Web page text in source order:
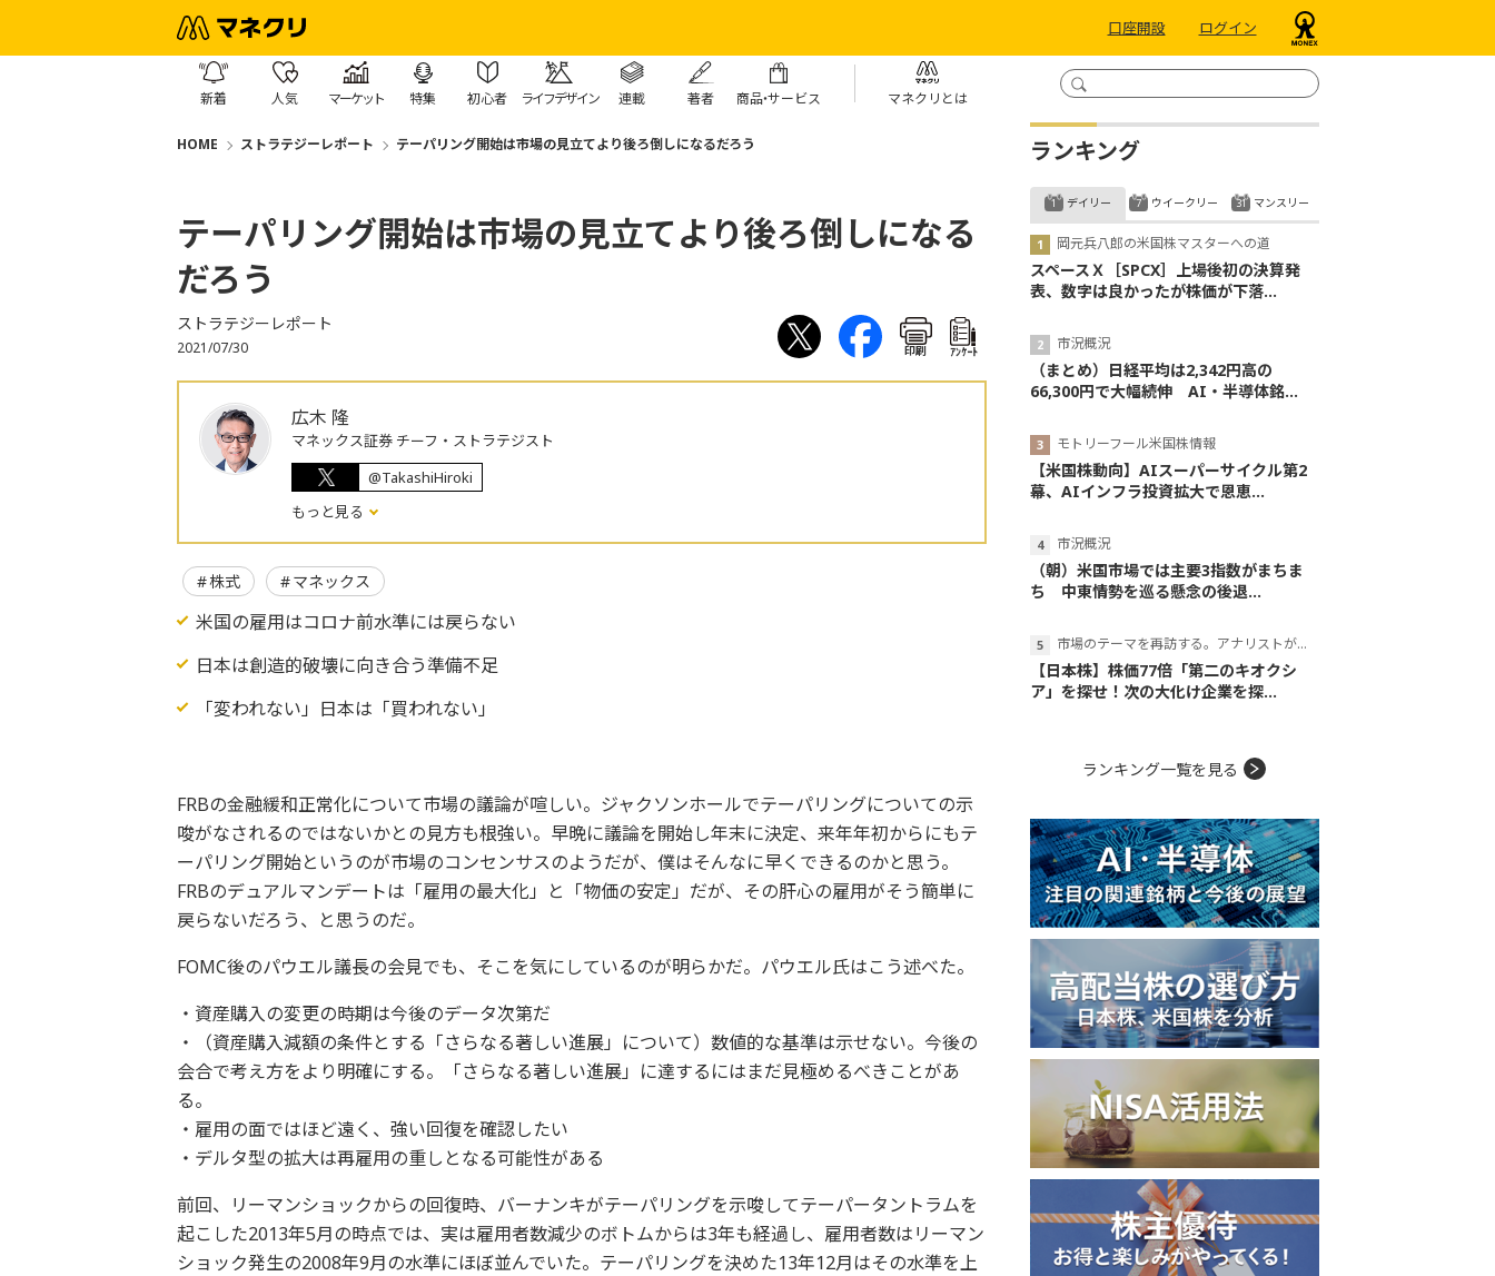
口座開設 ログイン
新着 人気 マーケット 特集 初心者 ライフデザイン 連載 著者 商品・サービス マネクリとは
HOME ストラテジーレポート テーパリング開始は市場の見立てより後ろ倒しになるだろう
テーパリング開始は市場の見立てより後ろ倒しになる
だろう
ストラテジーレポート
2021/07/30 印刷 ｱﾝｹｰﾄ
広木 隆
マネックス証券 チーフ・ストラテジスト
@TakashiHiroki
もっと見る
株式 マネックス
米国の雇用はコロナ前水準には戻らない
日本は創造的破壊に向き合う準備不足
「変われない」日本は「買われない」
FRBの金融緩和正常化について市場の議論が喧しい。ジャクソンホールでテーパリングについての示
唆がなされるのではないかとの見方も根強い。早晩に議論を開始し年末に決定、来年年初からにもテ
ーパリング開始というのが市場のコンセンサスのようだが、僕はそんなに早くできるのかと思う。
FRBのデュアルマンデートは「雇用の最大化」と「物価の安定」だが、その肝心の雇用がそう簡単に
戻らないだろう、と思うのだ。
FOMC後のパウエル議長の会見でも、そこを気にしているのが明らかだ。パウエル氏はこう述べた。
・資産購入の変更の時期は今後のデータ次第だ
・（資産購入減額の条件とする「さらなる著しい進展」について）数値的な基準は示せない。今後の
会合で考え方をより明確にする。「さらなる著しい進展」に達するにはまだ見極めるべきことがあ
る。
・雇用の面ではほど遠く、強い回復を確認したい
・デルタ型の拡大は再雇用の重しとなる可能性がある
前回、リーマンショックからの回復時、バーナンキがテーパリングを示唆してテーパータントラムを
起こした2013年5月の時点では、実は雇用者数減少のボトムからは3年も経過し、雇用者数はリーマン
ショック発生の2008年9月の水準にほぼ並んでいた。テーパリングを決めた13年12月はその水準を上
ランキング
デイリー
岡元兵八郎の米国株マスターへの道
スペースＸ［SPCX］上場後初の決算発
表、数字は良かったが株価が下落...
市況概況
（まとめ）日経平均は2,342円高の
66,300円で大幅続伸 AI・半導体銘...
モトリーフール米国株情報
【米国株動向】AIスーパーサイクル第2
幕、AIインフラ投資拡大で恩恵...
市況概況
（朝）米国市場では主要3指数がまちま
ち 中東情勢を巡る懸念の後退...
市場のテーマを再訪する。アナリストが読み解くテーマの本質
【日本株】株価77倍「第二のキオクシ
ア」を探せ！次の大化け企業を探...
ウイークリー マンスリー
ランキング一覧を見る